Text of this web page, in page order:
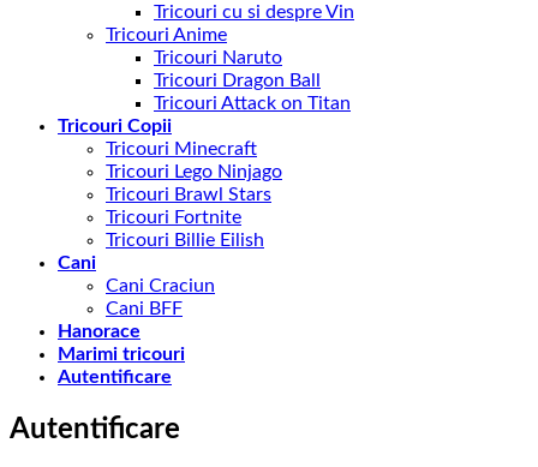
Tricouri cu si despre Vin
Tricouri Anime
Tricouri Naruto
Tricouri Dragon Ball
Tricouri Attack on Titan
Tricouri Copii
Tricouri Minecraft
Tricouri Lego Ninjago
Tricouri Brawl Stars
Tricouri Fortnite
Tricouri Billie Eilish
Cani
Cani Craciun
Cani BFF
Hanorace
Marimi tricouri
Autentificare
Autentificare